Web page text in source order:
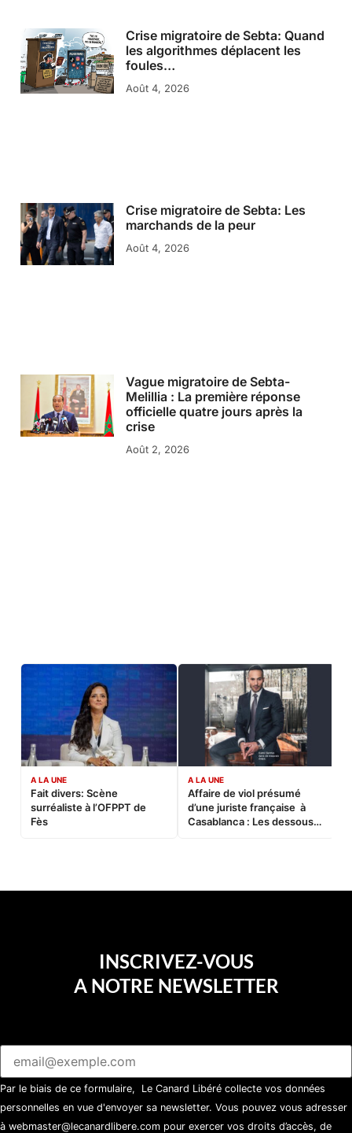
Crise migratoire de Sebta: Quand
les algorithmes déplacent les
foules…
Août 4, 2026
Crise migratoire de Sebta: Les
marchands de la peur
Août 4, 2026
Vague migratoire de Sebta-
Melillia : La première réponse
officielle quatre jours après la
crise
Août 2, 2026
A LA UNE
Fait divers: Scène
surréaliste à l’OFPPT de
Fès
A LA UNE
Affaire de viol présumé
d’une juriste française à
Casablanca : Les dessous
INSCRIVEZ-VOUS
A NOTRE NEWSLETTER
Par le biais de ce formulaire, Le Canard Libéré collecte vos données
personnelles en vue d'envoyer sa newsletter. Vous pouvez vous adresser
à webmaster@lecanardlibere.com pour exercer vos droits d’accès, de